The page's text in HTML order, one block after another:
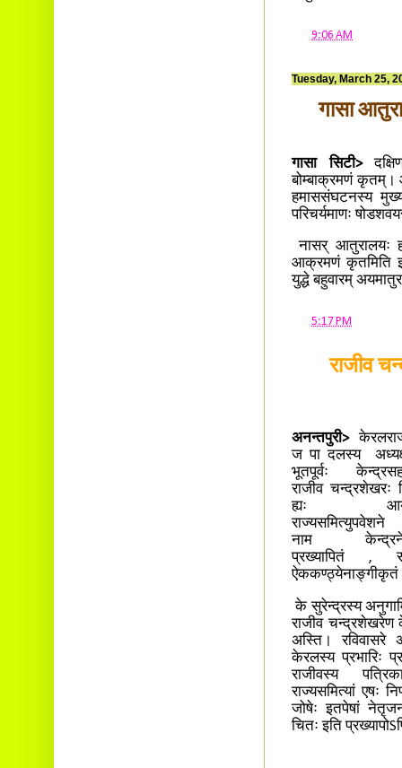
9:06 AM
Tuesday, March 25,
गासा
गासा सिटी>
बोम्बाक्रमणं कृतम्।
हमाससंघटनस्य
परिचर्यमाणः
नासर् आतुरालयः
आक्रमणं कृतमिति
युद्धे बहुवारम्
5:17 PM
राजीव
अनन्तपुरी>
ज पा दलस्य
भूतपूर्वः
राजीव चन्द्रशेखरः
ह्यः
नाम
प्रख्यापितं ,
के सुरेन्द्रस्य
राजीव चन्द्रशेखरेण
अस्ति। रविवासरे
केरलस्य प्रभारिः
राजीवस्य
राज्यसमित्यां एषः
जोषेः इतपेषां
चितः इति